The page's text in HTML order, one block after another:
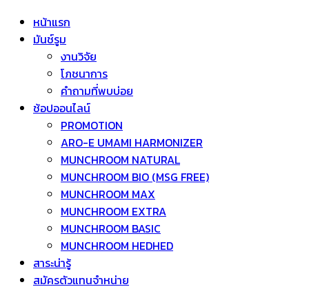
หน้าแรก
มันช์รูม
งานวิจัย
โภชนาการ
คำถามที่พบบ่อย
ช้อปออนไลน์
PROMOTION
ARO-E UMAMI HARMONIZER
MUNCHROOM NATURAL
MUNCHROOM BIO (MSG FREE)
MUNCHROOM MAX
MUNCHROOM EXTRA
MUNCHROOM BASIC
MUNCHROOM HEDHED
สาระน่ารู้
สมัครตัวแทนจำหน่าย